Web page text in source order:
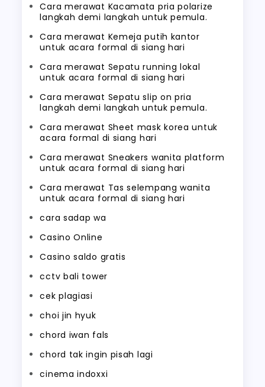
Cara merawat Kacamata pria polarize
langkah demi langkah untuk pemula.
Cara merawat Kemeja putih kantor
untuk acara formal di siang hari
Cara merawat Sepatu running lokal
untuk acara formal di siang hari
Cara merawat Sepatu slip on pria
langkah demi langkah untuk pemula.
Cara merawat Sheet mask korea untuk
acara formal di siang hari
Cara merawat Sneakers wanita platform
untuk acara formal di siang hari
Cara merawat Tas selempang wanita
untuk acara formal di siang hari
cara sadap wa
Casino Online
Casino saldo gratis
cctv bali tower
cek plagiasi
choi jin hyuk
chord iwan fals
chord tak ingin pisah lagi
cinema indoxxi